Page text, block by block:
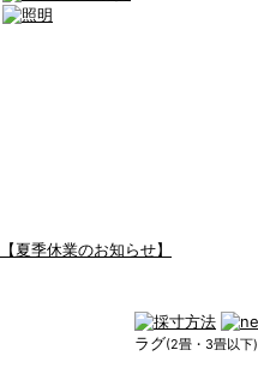
【夏季休業のお知らせ】
ラグ(2畳・3畳以下)